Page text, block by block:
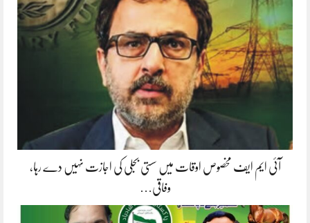
آئی ایم ایف مخصوص اوقات میں سستی بجلی کی اجازت نہیں دے رہا،
وفاقی…